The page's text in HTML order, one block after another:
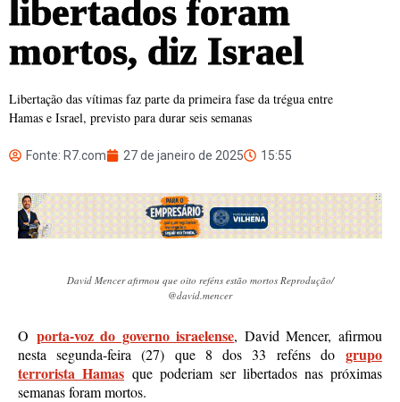
libertados foram
mortos, diz Israel
Libertação das vítimas faz parte da primeira fase da trégua entre
Hamas e Israel, previsto para durar seis semanas
Fonte: R7.com 27 de janeiro de 2025 15:55
David Mencer afirmou que oito reféns estão mortos Reprodução/
@david.mencer
O porta-voz do governo israelense, David Mencer, afirmou
nesta segunda-feira (27) que 8 dos 33 reféns do grupo
terrorista Hamas que poderiam ser libertados nas próximas
semanas foram mortos.